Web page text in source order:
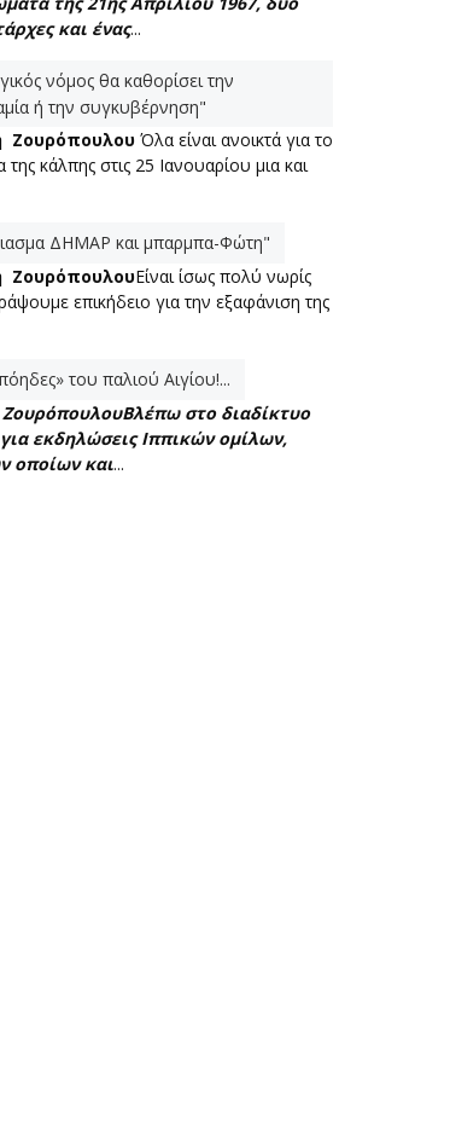
και ένας...
νόμος θα καθορίσει την
ή την συγκυβέρνηση"
Ζουρόπουλου Όλα είναι ανοικτά για το
κάλπης στις 25 Ιανουαρίου μια και
ΔΗΜΑΡ και μπαρμπα-Φώτη"
ΖουρόπουλουΕίναι ίσως πολύ νωρίς
επικήδειο για την εξαφάνιση της
του παλιού Αιγίου!...
Βλέπω στο διαδίκτυο
εκδηλώσεις Ιππικών ομίλων,
οποίων και...